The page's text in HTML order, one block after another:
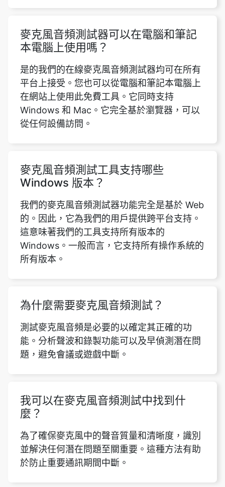
麥克風音頻測試器可以在電腦和筆記
本電腦上使用嗎？
是的我們的在線麥克風音頻測試器均可在所有
平台上接受。您也可以從電腦和筆記本電腦上
在網站上使用此免費工具。它同時支持
Windows 和 Mac。它完全基於瀏覽器，可以
從任何設備訪問。
麥克風音頻測試工具支持哪些
Windows 版本？
我們的麥克風音頻測試器功能完全是基於 Web
的。因此，它為我們的用戶提供跨平台支持。
這意味著我們的工具支持所有版本的
Windows。一般而言，它支持所有操作系統的
所有版本。
為什麼需要麥克風音頻測試？
測試麥克風音頻是必要的以確定其正確的功
能。分析聲波和錄製功能可以及早偵測潛在問
題，避免會議或遊戲中斷。
我可以在麥克風音頻測試中找到什
麼？
為了確保麥克風中的聲音質量和清晰度，識別
並解決任何潛在問題至關重要。這種方法有助
於防止重要通訊期間中斷。